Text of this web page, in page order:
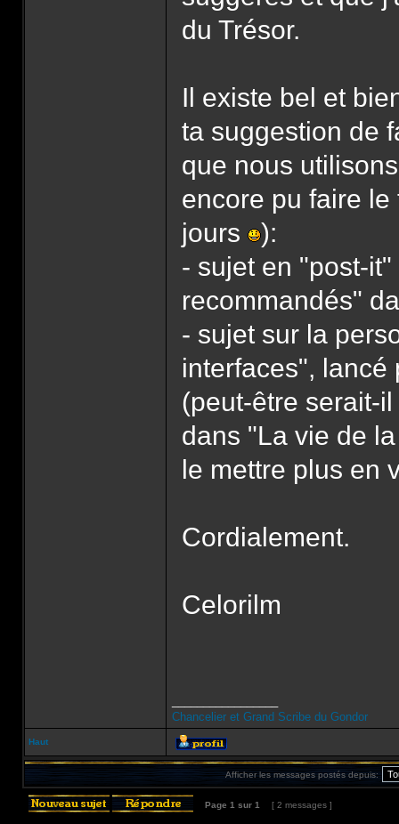
du Trésor.
Il existe bel et
ta suggestion de
que nous
encore pu faire
jours
):
- sujet en "post-
recommandés"
- sujet sur la
interfaces", lancé
(peut-être serait-
dans "La vie de
le mettre plus en
Cordialement.
Celorilm
Chancelier et Grand Scribe du Gondor
Haut
Afficher les messages postés depuis:
Page 1 sur 1 [ 2 messages ]